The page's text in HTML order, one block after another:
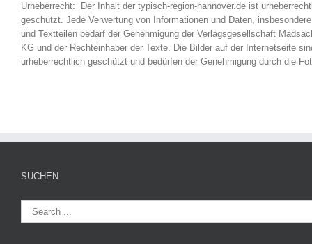
Urheberrecht: Der Inhalt der typisch-region-hannover.de ist
geschützt. Jede Verwertung von Informationen und Daten,
und Textteilen bedarf der Genehmigung der Verlagsgesellschaft
KG und der Rechteinhaber der Texte. Die Bilder auf der Internetseite
urheberrechtlich geschützt und bedürfen der Genehmigung durch die
SUCHEN